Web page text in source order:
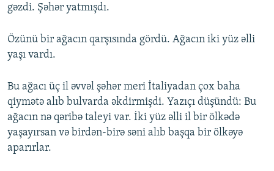
gəzdi. Şəhər yatmışdı.
Özünü bir ağacın qarşısında gördü. Ağacın iki yüz əlli
yaşı vardı.
Bu ağacı üç il əvvəl şəhər meri İtaliyadan çox baha
qiymətə alıb bulvarda əkdirmişdi. Yazıçı düşündü: Bu
ağacın nə qəribə taleyi var. İki yüz əlli il bir ölkədə
yaşayırsan və birdən-birə səni alıb başqa bir ölkəyə
aparırlar.